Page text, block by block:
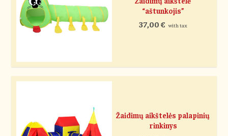
“aštunkojis”
37,00 € with tax
Žaidimų aikštelės palapinių
rinkinys